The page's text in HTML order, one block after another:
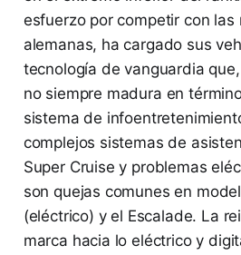
esfuerzo por competir con las
alemanas, ha cargado sus
tecnología de vanguardia
no siempre madura en
sistema de
complejos sistemas de
Super Cruise y problemas
son quejas comunes en
(eléctrico) y el Escalade. La
marca hacia lo eléctrico y